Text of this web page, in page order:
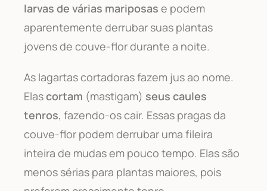
larvas de várias mariposas e podem
aparentemente derrubar suas plantas
jovens de couve-flor durante a noite.
As lagartas cortadoras fazem jus ao nome.
Elascortam (mastigam) seus caules
tenros, fazendo-os cair. Essas pragas da
couve-flor podem derrubar uma fileira
inteira de mudas em pouco tempo. Elas são
menos sérias para plantas maiores, pois